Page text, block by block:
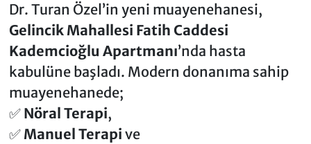
Dr. Turan Özel’in yeni muayenehanesi,
Gelincik Mahallesi Fatih Caddesi
Kademcioğlu Apartmanı’nda hasta
kabulüne başladı. Modern donanıma sahip
muayenehanede;
✅ Nöral Terapi,
✅ Manuel Terapi ve